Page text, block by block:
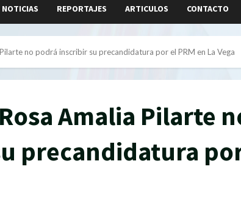
NOTICIAS REPORTAJES ARTICULOS CONTACTO
no podrá inscribir su precandidatura por el PRM en La Vega
Amalia Pilarte
precandidatura por